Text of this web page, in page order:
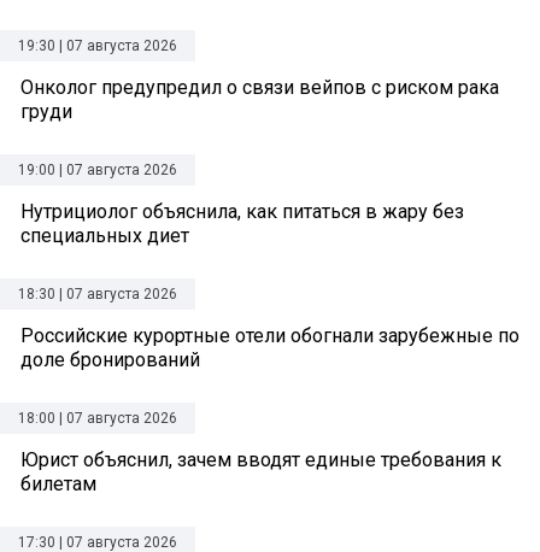
19:30 | 07 августа 2026
Онколог предупредил о связи вейпов с риском рака
груди
19:00 | 07 августа 2026
Нутрициолог объяснила, как питаться в жару без
специальных диет
18:30 | 07 августа 2026
Российские курортные отели обогнали зарубежные по
доле бронирований
18:00 | 07 августа 2026
Юрист объяснил, зачем вводят единые требования к
билетам
17:30 | 07 августа 2026